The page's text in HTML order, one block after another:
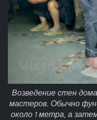
Возведение стен
мастеров. Обычно
около 1 метра, а